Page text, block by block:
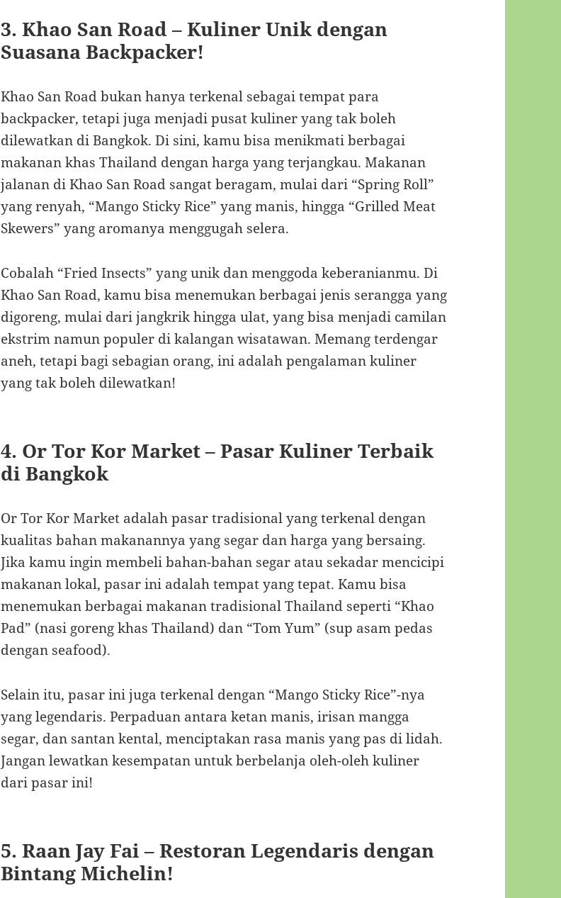
3.Khao San Road – Kuliner Unik dengan
Suasana Backpacker!
Khao San Road bukan hanya terkenal sebagai tempat para
backpacker, tetapi juga menjadi pusat kuliner yang tak boleh
dilewatkan di Bangkok. Di sini, kamu bisa menikmati berbagai
makanan khas Thailand dengan harga yang terjangkau. Makanan
jalanan di Khao San Road sangat beragam, mulai dari “Spring Roll”
yang renyah, “Mango Sticky Rice” yang manis, hingga “Grilled Meat
Skewers” yang aromanya menggugah selera.
Cobalah “Fried Insects” yang unik dan menggoda keberanianmu. Di
Khao San Road, kamu bisa menemukan berbagai jenis serangga yang
digoreng, mulai dari jangkrik hingga ulat, yang bisa menjadi camilan
ekstrim namun populer di kalangan wisatawan. Memang terdengar
aneh, tetapi bagi sebagian orang, ini adalah pengalaman kuliner
yang tak boleh dilewatkan!
4. Or Tor Kor Market – Pasar Kuliner Terbaik
di Bangkok
Or Tor Kor Market adalah pasar tradisional yang terkenal dengan
kualitas bahan makanannya yang segar dan harga yang bersaing.
Jika kamu ingin membeli bahan-bahan segar atau sekadar mencicipi
makanan lokal, pasar ini adalah tempat yang tepat. Kamu bisa
menemukan berbagai makanan tradisional Thailand seperti “Khao
Pad” (nasi goreng khas Thailand) dan “Tom Yum” (sup asam pedas
dengan seafood).
Selain itu, pasar ini juga terkenal dengan “Mango Sticky Rice”-nya
yang legendaris. Perpaduan antara ketan manis, irisan mangga
segar, dan santan kental, menciptakan rasa manis yang pas di lidah.
Jangan lewatkan kesempatan untuk berbelanja oleh-oleh kuliner
dari pasar ini!
5.Raan Jay Fai – Restoran Legendaris dengan
Bintang Michelin!